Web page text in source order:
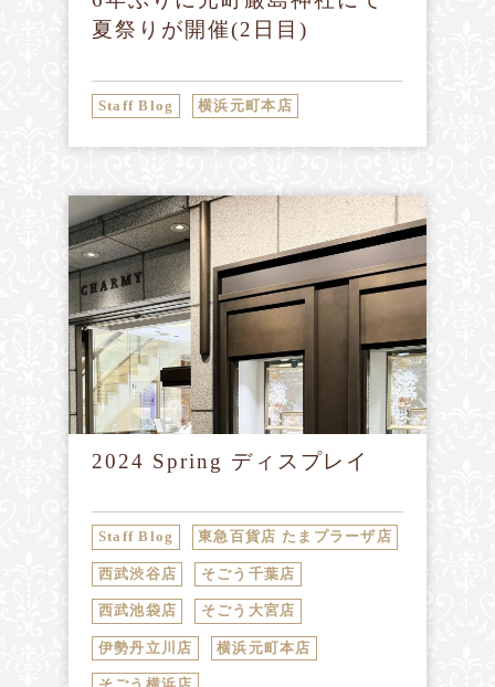
夏祭りが開催(2日目)
Staff Blog 横浜元町本店
2024 Spring ディスプレイ
Staff Blog 東急百貨店 たまプラーザ店
西武渋谷店 そごう千葉店
西武池袋店 そごう大宮店
伊勢丹立川店 横浜元町本店